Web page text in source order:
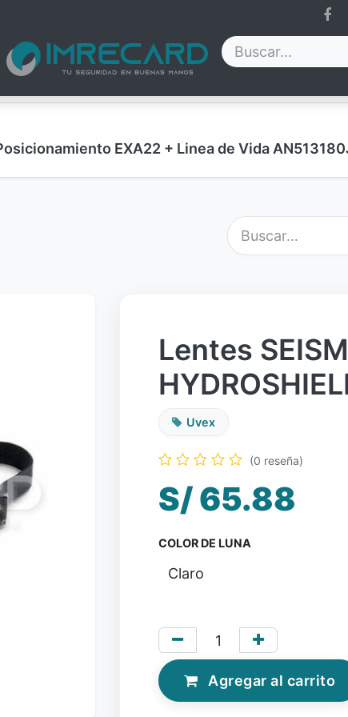
Blog Nosotros Ayuda
EXA22 + Linea de Vida
Lentes
Uvex
(0 reseña)
S/65.88
COLOR DE LUNA
Agregar al carrito